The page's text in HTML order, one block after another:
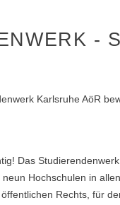
-
Karlsruhe AöR
Das
Hochschulen in
Rechts, für